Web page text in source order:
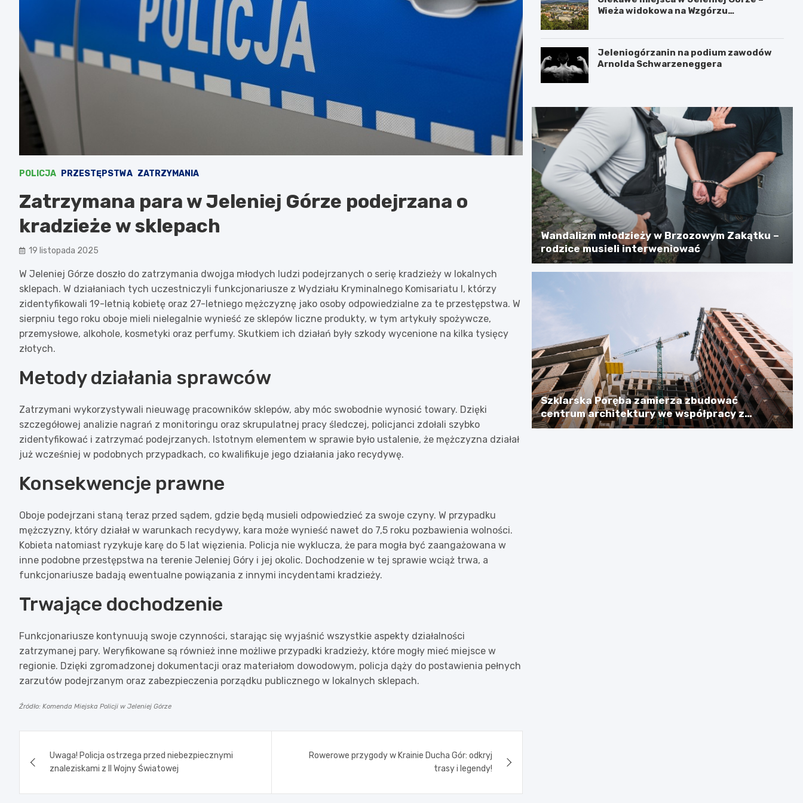
POLICJA PRZESTĘPSTWA ZATRZYMANIA
Zatrzymana para w Jeleniej Górze podejrzana o
kradzieże w sklepach
19 listopada 2025
W Jeleniej Górze doszło do zatrzymania dwojga młodych ludzi podejrzanych o serię kradzieży w lokalnych
sklepach. W działaniach tych uczestniczyli funkcjonariusze z Wydziału Kryminalnego Komisariatu I, którzy
zidentyfikowali 19-letnią kobietę oraz 27-letniego mężczyznę jako osoby odpowiedzialne za te przestępstwa. W
sierpniu tego roku oboje mieli nielegalnie wynieść ze sklepów liczne produkty, w tym artykuły spożywcze,
przemysłowe, alkohole, kosmetyki oraz perfumy. Skutkiem ich działań były szkody wycenione na kilka tysięcy
złotych.
Metody działania sprawców
Zatrzymani wykorzystywali nieuwagę pracowników sklepów, aby móc swobodnie wynosić towary. Dzięki
szczegółowej analizie nagrań z monitoringu oraz skrupulatnej pracy śledczej, policjanci zdołali szybko
zidentyfikować i zatrzymać podejrzanych. Istotnym elementem w sprawie było ustalenie, że mężczyzna działał
już wcześniej w podobnych przypadkach, co kwalifikuje jego działania jako recydywę.
Konsekwencje prawne
Oboje podejrzani staną teraz przed sądem, gdzie będą musieli odpowiedzieć za swoje czyny. W przypadku
mężczyzny, który działał w warunkach recydywy, kara może wynieść nawet do 7,5 roku pozbawienia wolności.
Kobieta natomiast ryzykuje karę do 5 lat więzienia. Policja nie wyklucza, że para mogła być zaangażowana w
inne podobne przestępstwa na terenie Jeleniej Góry i jej okolic. Dochodzenie w tej sprawie wciąż trwa, a
funkcjonariusze badają ewentualne powiązania z innymi incydentami kradzieży.
Trwające dochodzenie
Funkcjonariusze kontynuują swoje czynności, starając się wyjaśnić wszystkie aspekty działalności
zatrzymanej pary. Weryfikowane są również inne możliwe przypadki kradzieży, które mogły mieć miejsce w
regionie. Dzięki zgromadzonej dokumentacji oraz materiałom dowodowym, policja dąży do postawienia pełnych
zarzutów podejrzanym oraz zabezpieczenia porządku publicznego w lokalnych sklepach.
Źródło: Komenda Miejska Policji w Jeleniej Górze
wpisu
Uwaga! Policja ostrzega przed niebezpiecznymi
znaleziskami z II Wojny Światowej
Rowerowe przygody w Krainie Ducha Gór: odkryj
trasy i legendy!
Wieża widokowa na Wzgórzu
Jeleniogórzanin na podium zawodów
Arnolda Schwarzeneggera
Wandalizm młodzieży w Brzozowym Zakątku –
rodzice musieli interweniować
Szklarska Poręba zamierza zbudować
centrum architektury we współpracy z
Niemcami, licząc na dotację w wysokości